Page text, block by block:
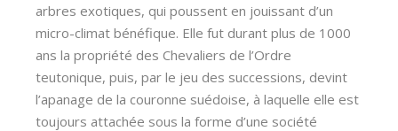
arbres exotiques, qui poussent en jouissant d’un
micro-climat bénéfique. Elle fut durant plus de 1000
ans la propriété des Chevaliers de l’Ordre
teutonique, puis, par le jeu des successions, devint
l’apanage de la couronne suédoise, à laquelle elle est
toujours attachée sous la forme d’une société